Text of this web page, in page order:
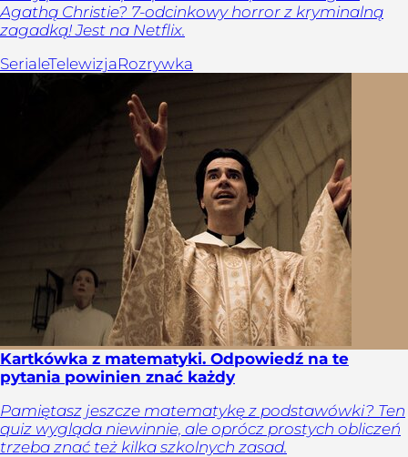
Agathą Christie? 7-odcinkowy horror z kryminalną
zagadką! Jest na Netflix.
SerialeTelewizjaRozrywka
Kartkówka z matematyki. Odpowiedź na te
pytania powinien znać każdy
Pamiętasz jeszcze matematykę z podstawówki? Ten
quiz wygląda niewinnie, ale oprócz prostych obliczeń
trzeba znać też kilka szkolnych zasad.